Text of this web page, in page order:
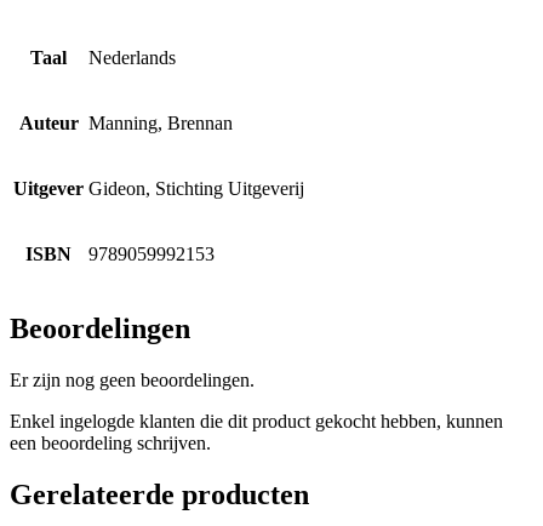
Taal Nederlands
Auteur Manning, Brennan
Uitgever Gideon, Stichting Uitgeverij
ISBN 9789059992153
Beoordelingen
Er zijn nog geen beoordelingen.
Enkel ingelogde klanten die dit product gekocht hebben, kunnen
een beoordeling schrijven.
Gerelateerde producten